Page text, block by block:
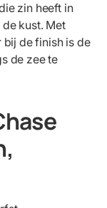
zin heeft in
kust. Met
bij de finish is de
de zee te